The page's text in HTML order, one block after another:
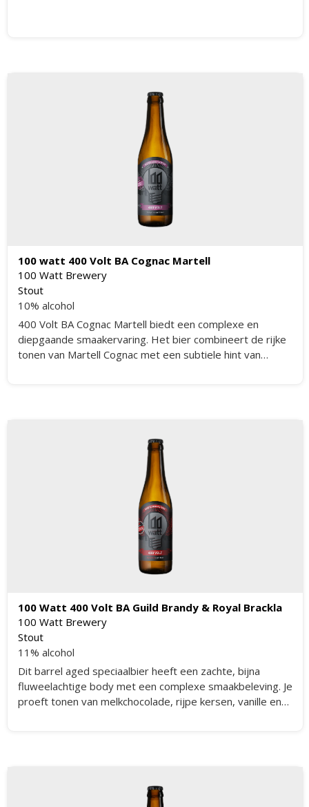
100 watt 400 Volt BA Cognac Martell
100 Watt Brewery
Stout
10% alcohol
400 Volt BA Cognac Martell biedt een complexe en
diepgaande smaakervaring. Het bier combineert de rijke
tonen van Martell Cognac met een subtiele hint van
100 Watt 400 Volt BA Guild Brandy & Royal Brackla
100 Watt Brewery
Stout
11% alcohol
Dit barrel aged speciaalbier heeft een zachte, bijna
fluweelachtige body met een complexe smaakbeleving. Je
proeft tonen van melkchocolade, rijpe kersen, vanille en
nieuwe nuances en maakt dit bier tot een ware